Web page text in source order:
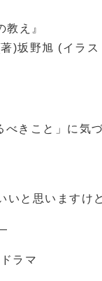
え』
)坂野旭 (イラ
きこと」に気づ
いと思いますけ
ラマ